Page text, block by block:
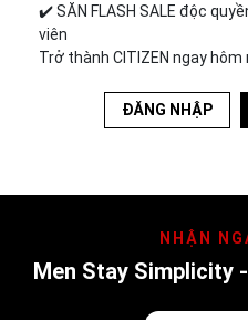
✔️︎ SĂN FLASH SALE độc
viên
Trở thành CITIZEN ngay hôm
ĐĂNG NHẬP
NHẬN
Men Stay Simplicity